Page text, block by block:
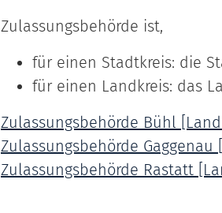
Zulassungsbehörde ist,
für einen Stadtkreis: die
für einen Landkreis: das
Zulassungsbehörde Bühl
Zulassungsbehörde Gaggenau
Zulassungsbehörde Rastatt